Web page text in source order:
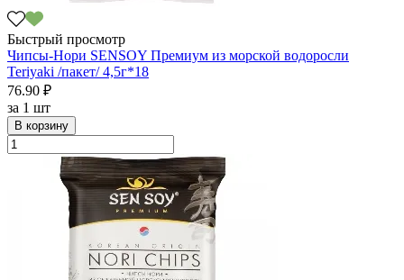
Быстрый просмотр
Чипсы-Нори SENSOY Премиум из морской водоросли
Teriyaki /пакет/ 4,5г*18
76.90 ₽
за 1 шт
В корзину